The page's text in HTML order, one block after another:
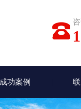
成功案例